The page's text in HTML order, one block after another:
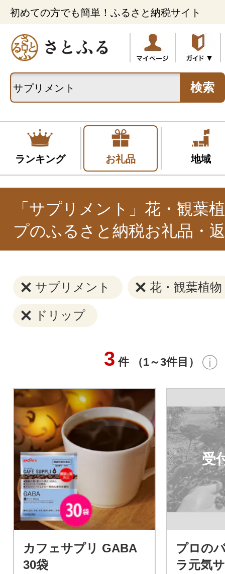
初めての方でも簡単！ふるさと納税サイト
検索
ランキング お礼品 地域
「サプリメント」花・観葉
プのふるさと納税お礼品・
サプリメント 花・観葉植物
ドリップ
3 件 （1～3件目）
カフェサプリ GABA
30袋
受
プロの
ラ元気